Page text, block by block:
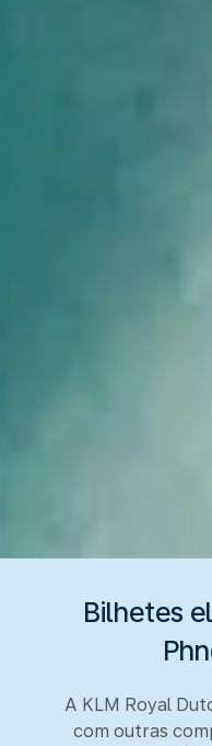
Bilhetes
A KLM Royal
com outras